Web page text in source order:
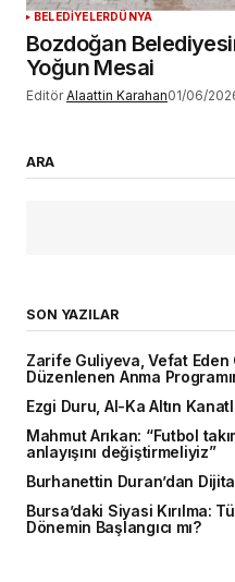
BELEDİYELERDÜNYA
Bozdoğan
Yoğun Mesai
Editör Alaattin Karahan01/06/
ARA
SON YAZILAR
Zarife Guliyeva, Vefat Eden
Düzenlenen Anma
Ezgi Duru, Al-Ka Altın
Mahmut Arıkan: “Futbol
anlayışını değiştirmeliyiz”
Burhanettin Duran’dan
Bursa’daki Siyasi Kırılma:
Dönemin Başlangıcı mı?